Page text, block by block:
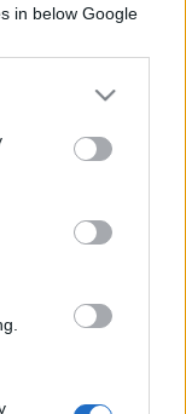
in below Google